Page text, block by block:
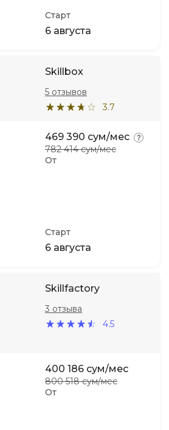
Старт
6 августа
Skillbox
3.7
5 отзывов
От
469 390 сум/мес
782 414 сум/мес
Старт
6 августа
Skillfactory
4.5
3 отзыва
От
400 186 сум/мес
800 518 сум/мес